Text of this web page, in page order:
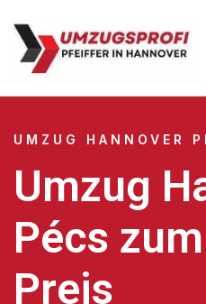
UMZUG HANNOVER
Umzug
Pécs
Preis